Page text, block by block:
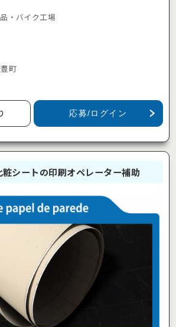
・バイク工場
町
応募/ログイン
粧シートの印刷オペレーター補助